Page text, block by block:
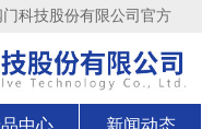
科技股份有限公司官方
中心 新闻动态